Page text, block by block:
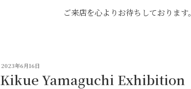
ご来店を心よりお待ちしております。
投
日:
2023年6月16日
Kikue Yamaguchi Exhibition